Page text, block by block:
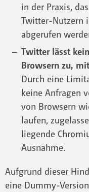
in der Praxis,
Twitter-Nutzern
abgerufen
Twitter lässt
Browsern zu,
Durch eine
keine Anfragen
von Browsern
laufen,
liegende
Ausnahme.
Aufgrund dieser
eine Dummy-